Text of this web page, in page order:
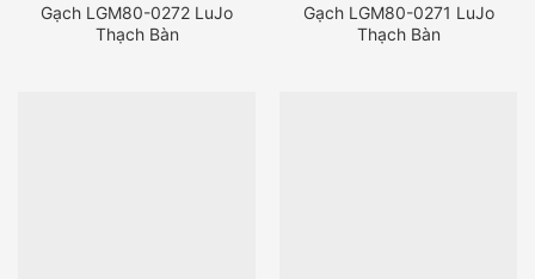
Gạch LGM80-0272 LuJo
Thạch Bàn
Gạch LGM80-0271 LuJo
Thạch Bàn